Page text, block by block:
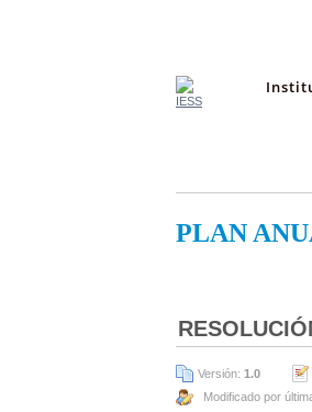
PLAN
Versión: 1.0
Modificado por